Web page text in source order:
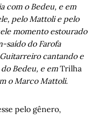
com o Bedeu, e em
pelo Mattoli e pelo
momento estourado
saído do Farofa
Guitarreiro cantando e
do Bedeu, e emTrilha
o Marco Mattoli.
pelo gênero,